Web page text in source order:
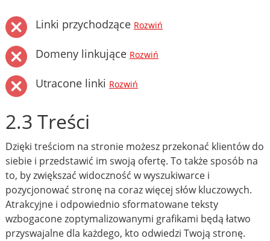
Linki przychodzące Rozwiń
Domeny linkujące Rozwiń
Utracone linki Rozwiń
2.3 Treści
Dzięki treściom na stronie możesz przekonać klientów do
siebie i przedstawić im swoją ofertę. To także sposób na
to, by zwiększać widoczność w wyszukiwarce i
pozycjonować stronę na coraz więcej słów kluczowych.
Atrakcyjne i odpowiednio sformatowane teksty
wzbogacone zoptymalizowanymi grafikami będą łatwo
przyswajalne dla każdego, kto odwiedzi Twoją stronę.